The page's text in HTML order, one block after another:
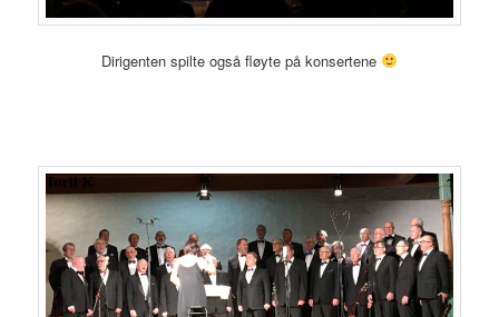
Dirigenten spilte også fløyte på konsertene